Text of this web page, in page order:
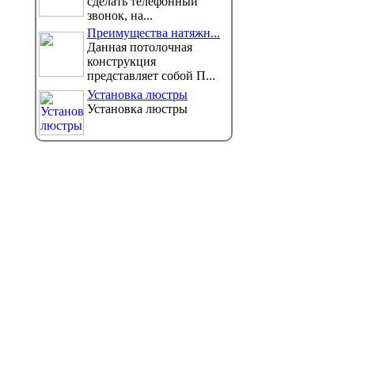
звонок, на...
Преимущества натяжн...
Данная потолочная
конструкция
представляет собой П...
Установка люстры
Установка люстры